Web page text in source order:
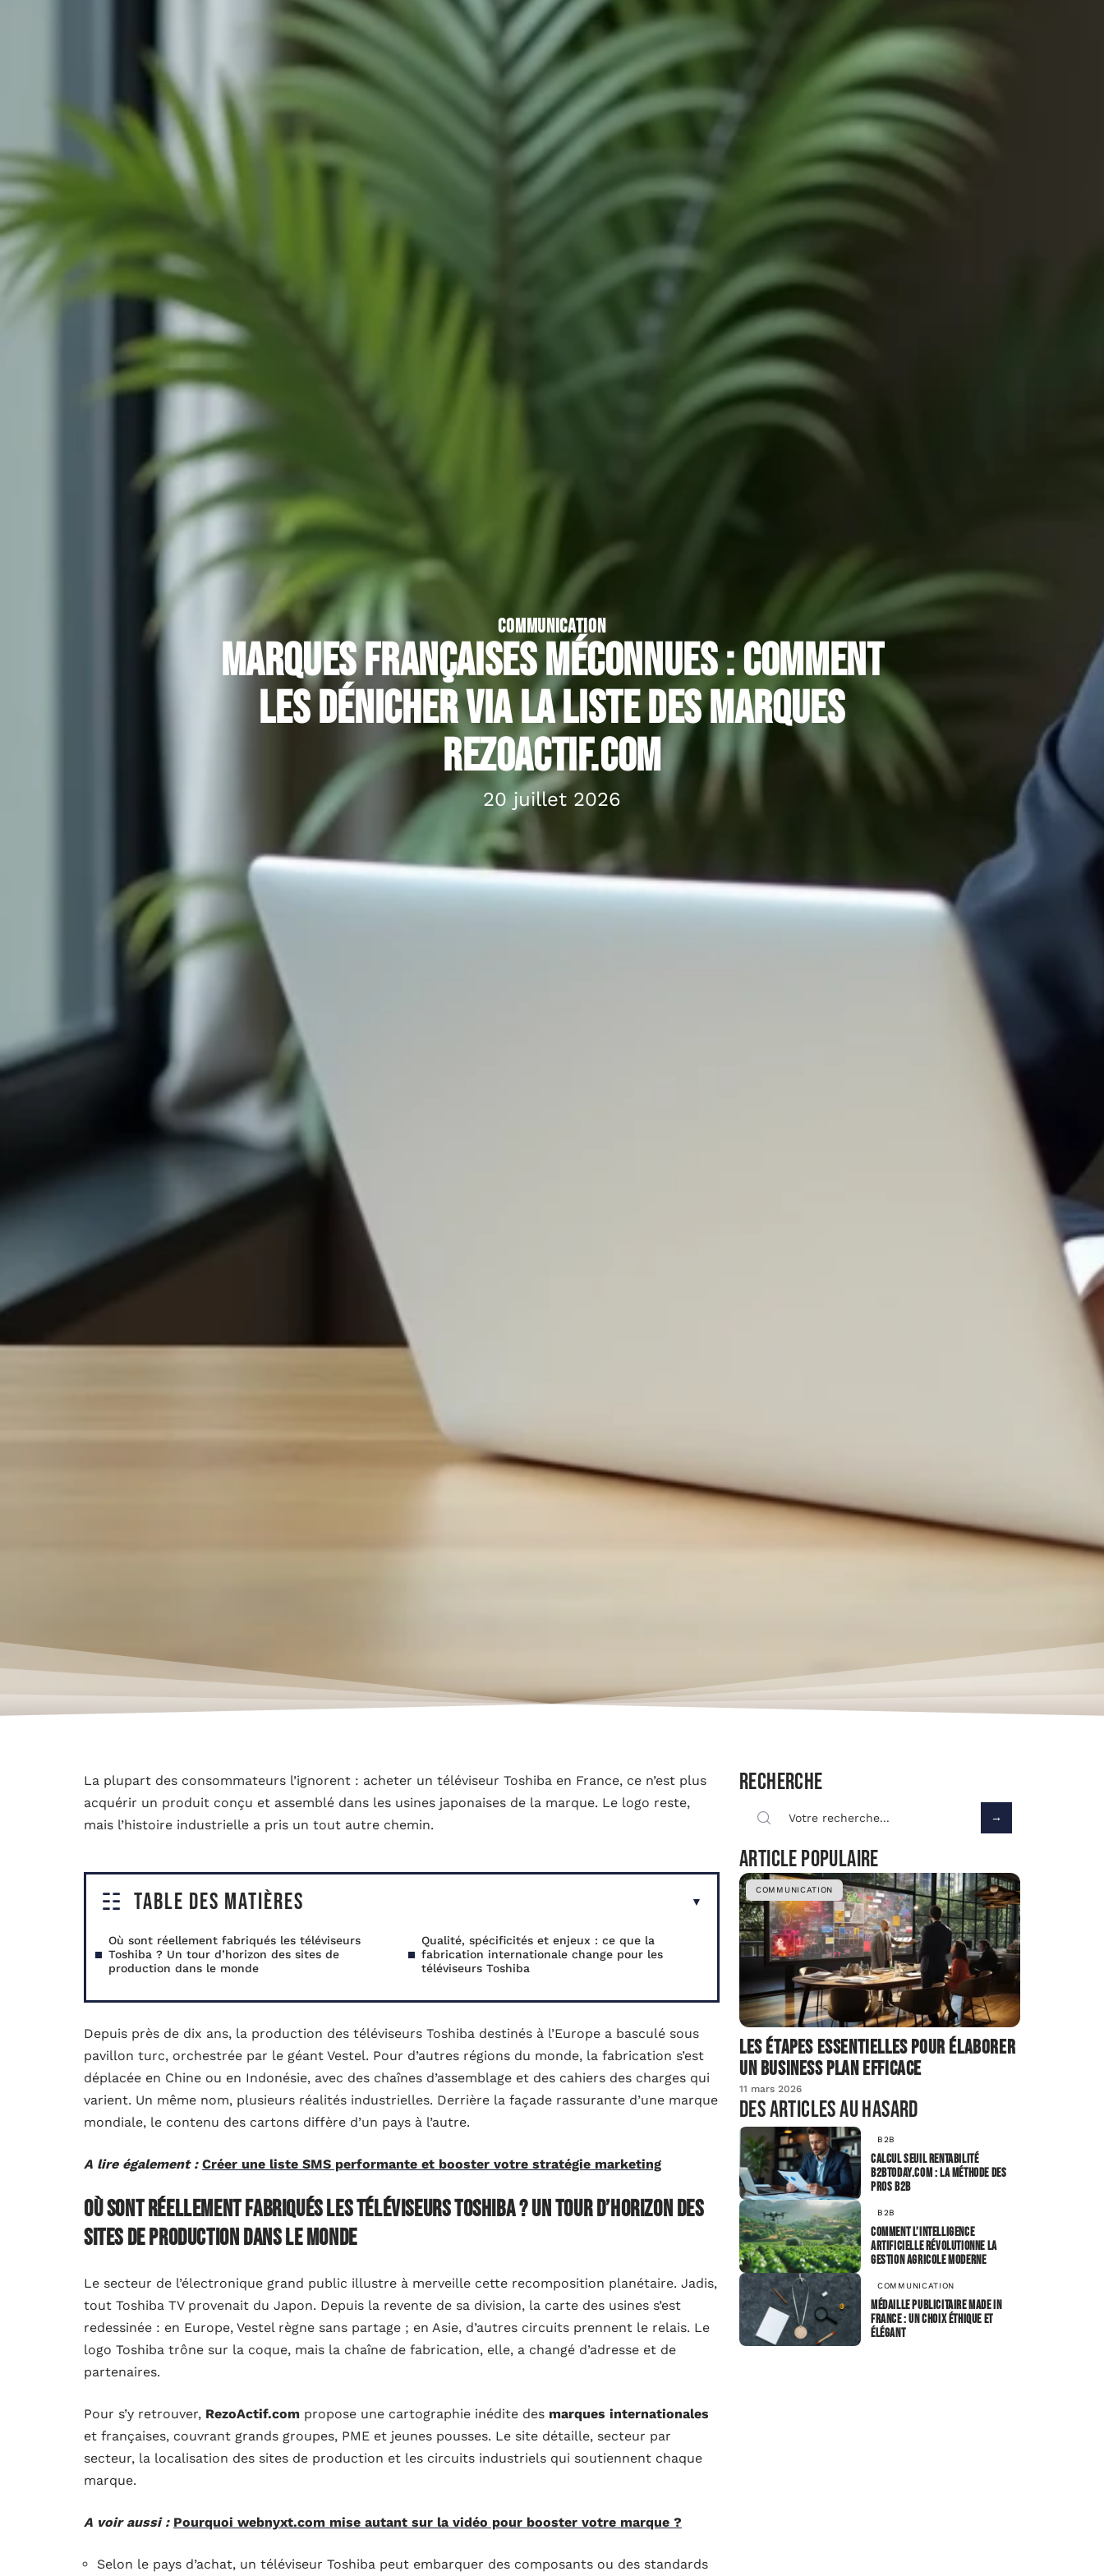
COMMUNICATION
Marques françaises méconnues : comment
les dénicher via la liste des marques
RezoActif.com
20 juillet 2026
La plupart des consommateurs l’ignorent : acheter un téléviseur Toshiba en France, ce n’est plus
acquérir un produit conçu et assemblé dans les usines japonaises de la marque. Le logo reste,
mais l’histoire industrielle a pris un tout autre chemin.
Table des matières
Où sont réellement fabriqués les téléviseurs
Toshiba ? Un tour d’horizon des sites de
production dans le monde
Qualité, spécificités et enjeux : ce que la
fabrication internationale change pour les
téléviseurs Toshiba
Depuis près de dix ans, la production des téléviseurs Toshiba destinés à l’Europe a basculé sous
pavillon turc, orchestrée par le géant Vestel. Pour d’autres régions du monde, la fabrication s’est
déplacée en Chine ou en Indonésie, avec des chaînes d’assemblage et des cahiers des charges qui
varient. Un même nom, plusieurs réalités industrielles. Derrière la façade rassurante d’une marque
mondiale, le contenu des cartons diffère d’un pays à l’autre.
A lire également : Créer une liste SMS performante et booster votre stratégie marketing
Où sont réellement fabriqués les téléviseurs Toshiba ? Un tour d’horizon des
sites de production dans le monde
Le secteur de l’électronique grand public illustre à merveille cette recomposition planétaire. Jadis,
tout Toshiba TV provenait du Japon. Depuis la revente de sa division, la carte des usines s’est
redessinée : en Europe, Vestel règne sans partage ; en Asie, d’autres circuits prennent le relais. Le
logo Toshiba trône sur la coque, mais la chaîne de fabrication, elle, a changé d’adresse et de
partenaires.
Pour s’y retrouver, RezoActif.com propose une cartographie inédite des marques internationales
et françaises, couvrant grands groupes, PME et jeunes pousses. Le site détaille, secteur par
secteur, la localisation des sites de production et les circuits industriels qui soutiennent chaque
marque.
A voir aussi : Pourquoi webnyxt.com mise autant sur la vidéo pour booster votre marque ?
Selon le pays d’achat, un téléviseur Toshiba peut embarquer des composants ou des standards
Recherche
Article populaire
COMMUNICATION
Les étapes essentielles pour élaborer
un business plan efficace
11 mars 2026
Des articles au hasard
B2B
Calcul seuil rentabilité
b2btoday.com : la méthode des
pros B2B
B2B
Comment l’intelligence
artificielle révolutionne la
gestion agricole moderne
COMMUNICATION
Médaille publicitaire made in
france : un choix éthique et
élégant